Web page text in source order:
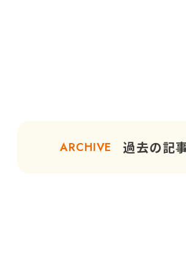
ARCHIVE 過去の記